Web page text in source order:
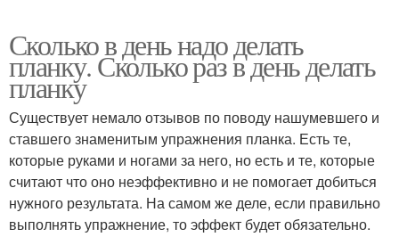
Сколько в день надо делать
планку. Сколько раз в день делать
планку
Существует немало отзывов по поводу нашумевшего и
ставшего знаменитым упражнения планка. Есть те,
которые руками и ногами за него, но есть и те, которые
считают что оно неэффективно и не помогает добиться
нужного результата. На самом же деле, если правильно
выполнять упражнение, то эффект будет обязательно.